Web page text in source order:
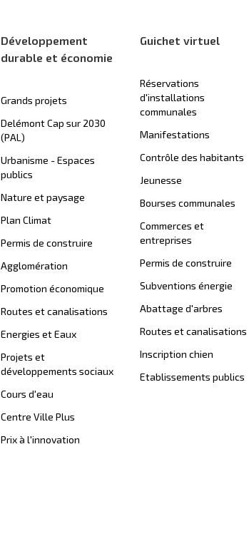
Développement
durable et économie
Grands projets
Delémont Cap sur 2030
(PAL)
Urbanisme - Espaces
publics
Nature et paysage
Plan Climat
Permis de construire
Agglomération
Promotion économique
Routes et canalisations
Energies et Eaux
Projets et
développements sociaux
Cours d'eau
Centre Ville Plus
Prix à l'innovation
Guichet virtuel
Réservations
d'installations
communales
Manifestations
Contrôle des habitants
Jeunesse
Bourses communales
Commerces et
entreprises
Permis de construire
Subventions énergie
Abattage d'arbres
Routes et canalisations
Inscription chien
Etablissements publics